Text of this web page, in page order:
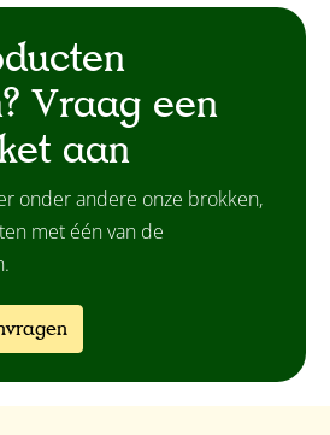
Vraag een
aan
onder andere onze brokken,
met één van de